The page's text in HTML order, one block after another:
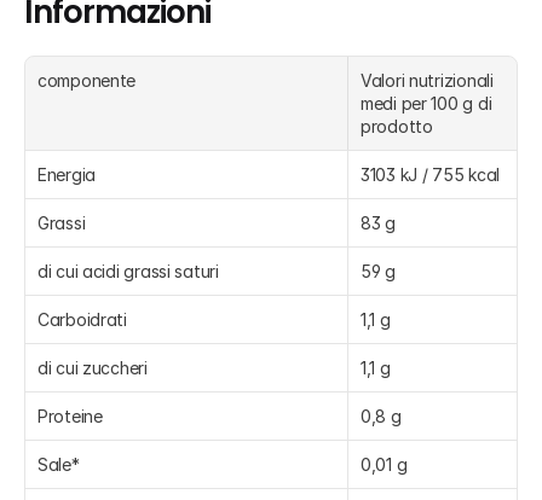
Informazioni
componente
Valori nutrizionali
medi per 100 g di
prodotto
Energia 3103 kJ / 755 kcal
Grassi 83 g
di cui acidi grassi saturi 59 g
Carboidrati 1,1 g
di cui zuccheri 1,1 g
Proteine 0,8 g
Sale* 0,01 g